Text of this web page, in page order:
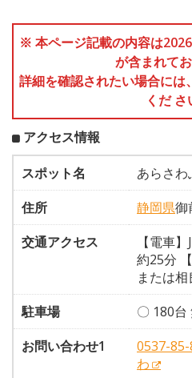
※ 本ページ記載の内容は
が含まれてお
詳細を確認されたい場合に
くだ さ
アクセス情報
スポット名
あらさ
住所
静岡県御
交通アクセス
【電車
約25分
または
駐車場
〇 180台
お問い合わせ1
0537-85-
わ